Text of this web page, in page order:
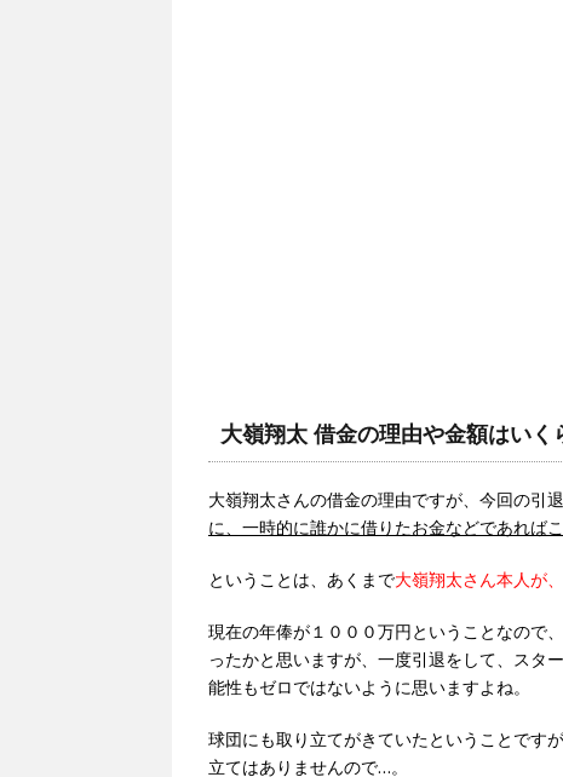
大嶺翔太 借金の理由や金額はい
大嶺翔太さんの借金の理由ですが、今回の引
に、一時的に誰かに借りたお金などであれば
ということは、あくまで大嶺翔太さん本人が
現在の年俸が１０００万円ということなので
ったかと思いますが、一度引退をして、スタ
能性もゼロではないように思いますよね。
球団にも取り立てがきていたということです
立てはありませんので…。